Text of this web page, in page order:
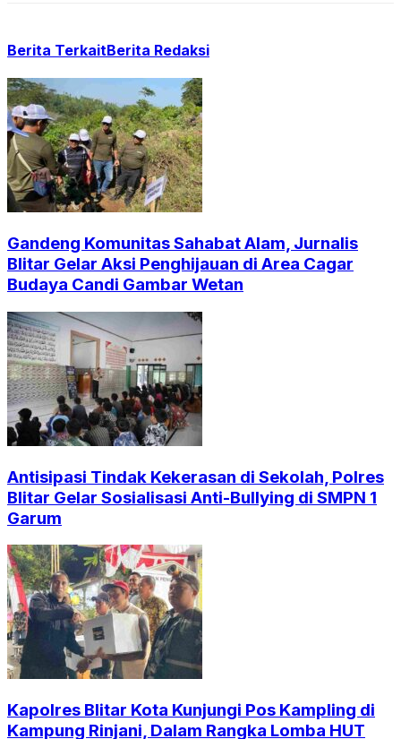
Berita TerkaitBerita Redaksi
Gandeng Komunitas Sahabat Alam, Jurnalis
Blitar Gelar Aksi Penghijauan di Area Cagar
Budaya Candi Gambar Wetan
Antisipasi Tindak Kekerasan di Sekolah, Polres
Blitar Gelar Sosialisasi Anti-Bullying di SMPN 1
Garum
Kapolres Blitar Kota Kunjungi Pos Kampling di
Kampung Rinjani, Dalam Rangka Lomba HUT